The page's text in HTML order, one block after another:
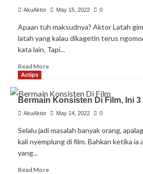
Vokal,
2
Cara
Utamanya!
AkuAktor May 15, 2022 0
Apaan tuh maksudnya? Aktor Latah
latah yang kalau dikagetin terus
kata lain. Tapi...
Read MoreRead
Aktor
Latah?
Hati-
Yuk
#Taudikit!
Actips
Bermain Konsisten Di Film, Ini
AkuAktor May 14, 2022 0
Selalu jadi masalah banyak orang,
kali nyemplung di film. Bahkan ketika ia
yang...
Read MoreRead